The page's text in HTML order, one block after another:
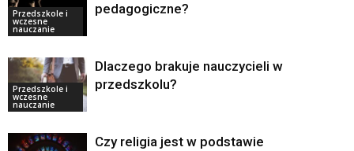
Przedszkole i
wczesne
nauczanie
pedagogiczne?
Przedszkole i
wczesne
nauczanie
Dlaczego brakuje nauczycieli w
przedszkolu?
Czy religia jest w podstawie